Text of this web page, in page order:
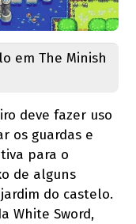
em The Minish
deve fazer uso
os guardas e
para o
de alguns
do castelo.
White Sword,